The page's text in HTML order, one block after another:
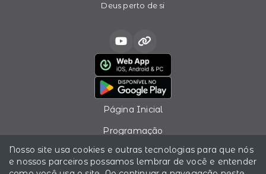
Deus perto de si
Página Inicial
Programação
Contato
Nosso site usa cookies e outras tecnologias para que nós
e nossos parceiros possamos lembrar de você e entender